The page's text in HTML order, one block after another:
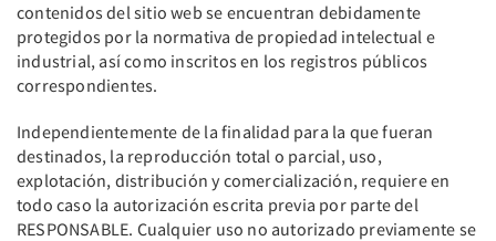
contenidos del sitio web se encuentran debidamente
protegidos por la normativa de propiedad intelectual e
industrial, así como inscritos en los registros públicos
correspondientes.
Independientemente de la finalidad para la que fueran
destinados, la reproducción total o parcial, uso,
explotación, distribución y comercialización, requiere en
todo caso la autorización escrita previa por parte del
RESPONSABLE. Cualquier uso no autorizado previamente se